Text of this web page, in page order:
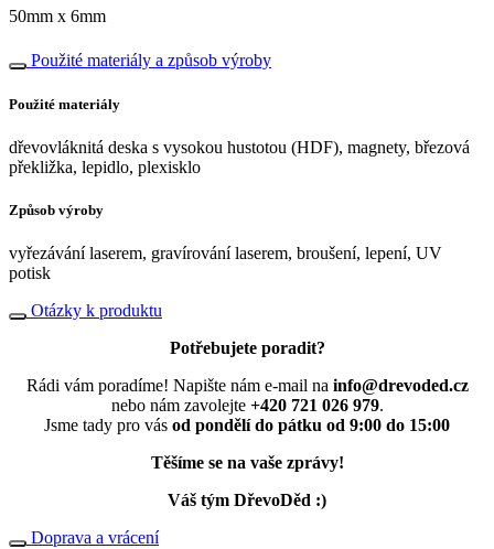
50mm x 6mm
Použité materiály a způsob výroby
Použité materiály
dřevovláknitá deska s vysokou hustotou (HDF), magnety, březová
překližka, lepidlo, plexisklo
Způsob výroby
vyřezávání laserem, gravírování laserem, broušení, lepení, UV
potisk
Otázky k produktu
Potřebujete poradit?
Rádi vám poradíme! Napište nám e-mail na info@drevoded.cz
nebo nám zavolejte +420 721 026 979.
Jsme tady pro vás od pondělí do pátku od 9:00 do 15:00
Těšíme se na vaše zprávy!
Váš tým DřevoDěd :)
Doprava a vrácení